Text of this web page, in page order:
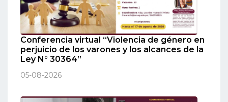
Conferencia virtual “Violencia de género en
perjuicio de los varones y los alcances de la
Ley N° 30364”
05-08-2026